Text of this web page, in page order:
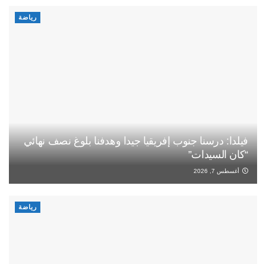
رياضة
فيلدا: درسنا جنوب إفريقيا جيدا وهدفنا بلوغ نصف نهائي
“كان السيدات”
أغسطس 7, 2026
رياضة